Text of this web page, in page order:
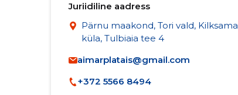
Juriidiline aadress
Pärnu maakond, Tori vald, Kilksama
küla, Tulbiaia tee 4
aimarplatais@gmail.com
+372 5566 8494